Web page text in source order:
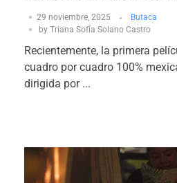
29 noviembre, 2025
Butaca
by Triana Sofía Solano Castro
Recientemente, la primera
cuadro por cuadro 100%
dirigida por ...